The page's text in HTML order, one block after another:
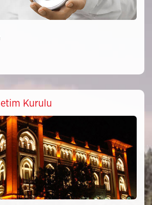
Kurulu